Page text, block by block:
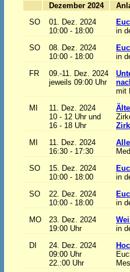
Dezember 2024
SO
01. Dez. 2024
10:00 - 18:00
in
SO
08. Dez. 2024
10:00 - 18:00
in
FR
09.-11. Dez. 2024
jeweils 09:00 Uhr
mit
MI
11. Dez. 2024
10 - 12 Uhr und
16 - 18 Uhr
MI
11. Dez. 2024
16:30 - 17:30
SO
15. Dez. 2024
10:00 - 18:00
in
SO
22. Dez. 2024
10:00 - 18:00
in
MO
23. Dez. 2024
19:00 Uhr
in
DI
24. Dez. 2024
09:00 Uhr
22.:00 Uhr